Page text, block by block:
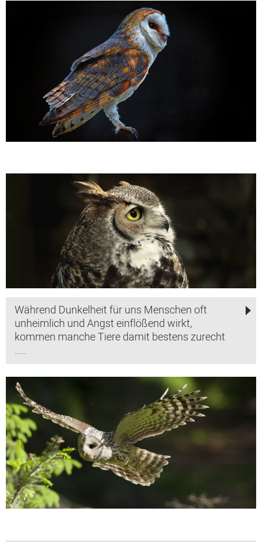
Während Dunkelheit für uns Menschen oft
unheimlich und Angst einflößend wirkt,
kommen manche Tiere damit bestens zurecht
.....